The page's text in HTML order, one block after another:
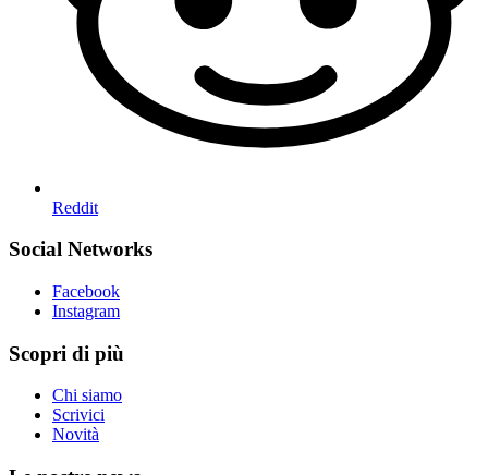
Reddit
Social Networks
Facebook
Instagram
Scopri di più
Chi siamo
Scrivici
Novità